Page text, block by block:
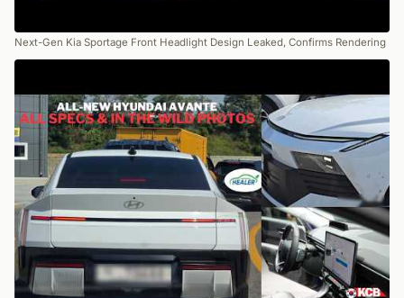
Next-Gen Kia Sportage Front Headlight Design Leaked, Confirms Rendering